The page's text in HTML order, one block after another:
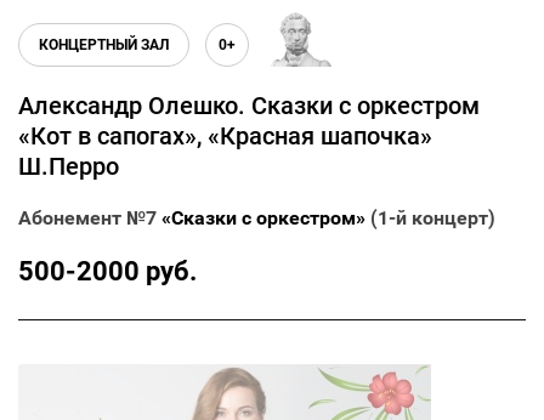
КОНЦЕРТНЫЙ ЗАЛ 0+
Александр Олешко. Сказки с оркестром
«Кот в сапогах», «Красная шапочка»
Ш.Перро
Абонемент №7 «Сказки с оркестром» (1-й концерт)
500-2000 руб.